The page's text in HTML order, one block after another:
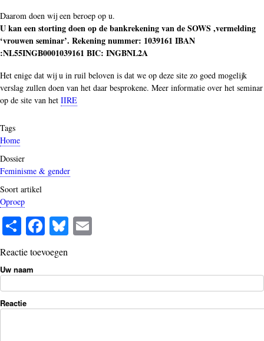
Daarom doen wij een beroep op u.
U kan een storting doen op de bankrekening van de SOWS ,vermelding
‘vrouwen seminar’. Rekening nummer: 1039161 IBAN
:NL55INGB0001039161 BIC: INGBNL2A
Het enige dat wij u in ruil beloven is dat we op deze site zo goed mogelijk
verslag zullen doen van het daar besprokene. Meer informatie over het seminar
op de site van het IIRE
Tags
Home
Dossier
Feminisme & gender
Soort artikel
Oproep
S
ha
re
Fa
ce
bo
ok
Bl
ue
y
Reactie toevoegen
Uw naam
Reactie